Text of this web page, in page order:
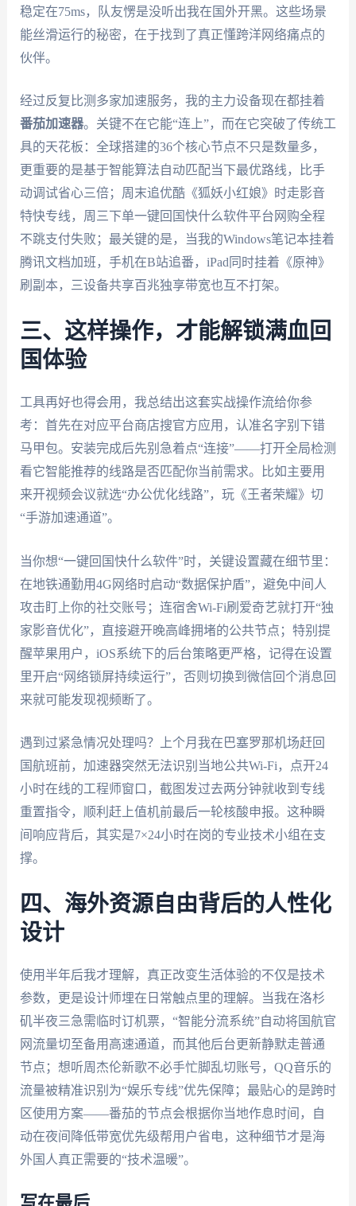
稳定在75ms，队友愣是没听出我在国外开黑。这些场景
能丝滑运行的秘密，在于找到了真正懂跨洋网络痛点的
伙伴。
经过反复比测多家加速服务，我的主力设备现在都挂着
番茄加速器。关键不在它能“连上”，而在它突破了传统工
具的天花板：全球搭建的36个核心节点不只是数量多，
更重要的是基于智能算法自动匹配当下最优路线，比手
动调试省心三倍；周末追优酷《狐妖小红娘》时走影音
特快专线，周三下单一键回国快什么软件平台网购全程
不跳支付失败；最关键的是，当我的Windows笔记本挂着
腾讯文档加班，手机在B站追番，iPad同时挂着《原神》
刷副本，三设备共享百兆独享带宽也互不打架。
三、这样操作，才能解锁满血回
国体验
工具再好也得会用，我总结出这套实战操作流给你参
考：首先在对应平台商店搜官方应用，认准名字别下错
马甲包。安装完成后先别急着点“连接”——打开全局检测
看它智能推荐的线路是否匹配你当前需求。比如主要用
来开视频会议就选“办公优化线路”，玩《王者荣耀》切
“手游加速通道”。
当你想“一键回国快什么软件”时，关键设置藏在细节里：
在地铁通勤用4G网络时启动“数据保护盾”，避免中间人
攻击盯上你的社交账号；连宿舍Wi-Fi刷爱奇艺就打开“独
家影音优化”，直接避开晚高峰拥堵的公共节点；特别提
醒苹果用户，iOS系统下的后台策略更严格，记得在设置
里开启“网络锁屏持续运行”，否则切换到微信回个消息回
来就可能发现视频断了。
遇到过紧急情况处理吗？上个月我在巴塞罗那机场赶回
国航班前，加速器突然无法识别当地公共Wi-Fi，点开24
小时在线的工程师窗口，截图发过去两分钟就收到专线
重置指令，顺利赶上值机前最后一轮核酸申报。这种瞬
间响应背后，其实是7×24小时在岗的专业技术小组在支
撑。
四、海外资源自由背后的人性化
设计
使用半年后我才理解，真正改变生活体验的不仅是技术
参数，更是设计师埋在日常触点里的理解。当我在洛杉
矶半夜三急需临时订机票，“智能分流系统”自动将国航官
网流量切至备用高速通道，而其他后台更新静默走普通
节点；想听周杰伦新歌不必手忙脚乱切账号，QQ音乐的
流量被精准识别为“娱乐专线”优先保障；最贴心的是跨时
区使用方案——番茄的节点会根据你当地作息时间，自
动在夜间降低带宽优先级帮用户省电，这种细节才是海
外国人真正需要的“技术温暖”。